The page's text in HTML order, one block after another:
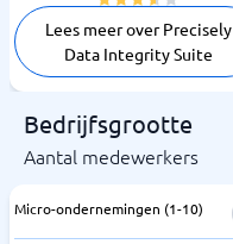
Lees meer over Precisely
Data Integrity Suite
Bedrijfsgrootte
Aantal medewerkers
Micro-ondernemingen (1-10)